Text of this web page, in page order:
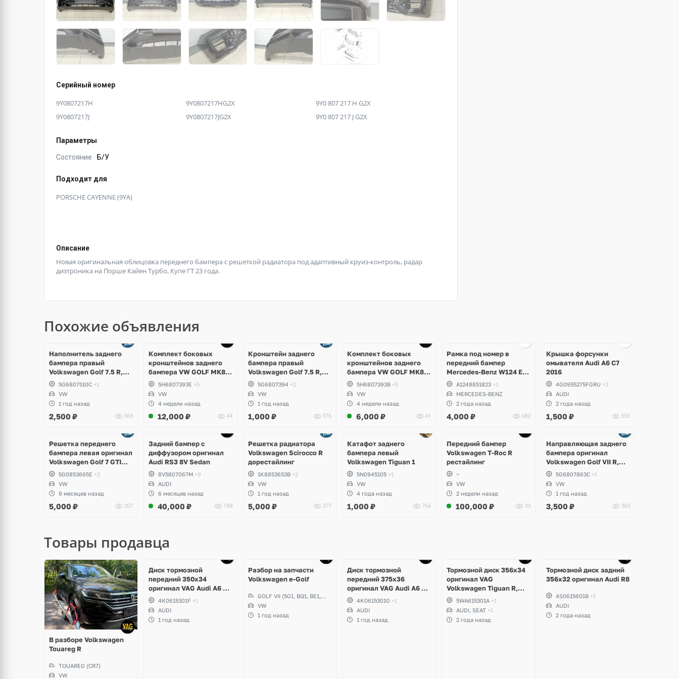
Серийный номер
9Y0807217H 9Y0807217HG2X
9Y0 807 217 H G2X
9Y0807217J
9Y0807217JG2X 9Y0 807 217 J G2X
Параметры
Состояние Б/У
Подходит для
PORSCHE CAYENNE (9YA)
Описание
Новая оригинальная облицовка переднего бампера с решеткой радиатора под адаптивный круиз-контроль, радар
дизтроника на Порше Кайен Турбо, Купе ГТ 23 года.
Похожие объявления
Наполнитель заднего
бампера правый
Volkswagen Golf 7.5 R,
GTI, GTD
5G6807510C +1
VW
1 год назад
2,500 ₽ 369
Комплект боковых
кронштейнов заднего
бампера VW GOLF MK8
5H6807394E;
5H6807393E
5H6807393E +5
VW
4 недели назад
12,000 ₽ 44
Кронштейн заднего
бампера правый
Volkswagen Golf 7.5 R,
GTI, GTD, e-Golf
5G6807394 +2
VW
1 год назад
1,000 ₽ 376
Комплект боковых
кронштейнов заднего
бампера VW GOLF MK8
5H6807393B;
5H6807394B
5H6807393B +5
VW
4 недели назад
6,000 ₽ 41
Рамка под номер в
передний бампер
Mercedes-Benz W124 E-
KlassA1248851823 +1
MERCEDES-BENZ
2 года назад
4,000 ₽ 682
Крышка форсунки
омывателя Audi A6 C7
2016
4G0955275FGRU +3
AUDI
2 года назад
1,500 ₽ 555
Решетка переднего
бампера левая оригинал
Volkswagen Golf 7 GTI
дорест
5G0853665E +2
VW
9 месяцев назад
5,000 ₽ 207
Задний бампер с
диффузором оригинал
Audi RS3 8V Sedan
8V5807067M +9
AUDI
6 месяцев назад
40,000 ₽ 188
Решетка радиатора
Volkswagen Scirocco R
дорестайлинг
1K8853653B +2
VW
1 год назад
5,000 ₽ 377
Катафот заднего
бампера левый
Volkswagen Tiguan 1
5N0945105 +1
VW
4 года назад
1,000 ₽ 766
Передний бампер
Volkswagen T-Roc R
рестайлинг
~
VW
2 недели назад
100,000 ₽ 33
Направляющая заднего
бампера оригинал
Volkswagen Golf VII R,
GTI, e-Golf
5G6807863C +1
VW
1 год назад
3,500 ₽ 363
Товары продавца
В разборе Volkswagen
Touareg R
TOUAREG (CR7)
VW
1 фото
Диск тормозной
передний 350x34
оригинал VAG Audi A6 C8
Allroad
4K0615301F +1
AUDI
1 год назад
Разбор на запчасти
Volkswagen e-Golf
GOLF VII (5G1, BQ1, BE1,
BE2)
VW
1 год назад
Диск тормозной
передний 375x36
оригинал VAG Audi A6 C8
Allroad
4K0615301G +1
AUDI
1 год назад
Тормозной диск 356х34
оригинал VAG
Volkswagen Tiguan R,
Golf 8 GTI, Arteon, Audi
S3 8Y, Seat Leon Cupra
5WA615301A +1
AUDI, SEAT +1
2 года назад
Тормозной диск задний
356х32 оригинал Audi R8
4S0615601B +1
AUDI
2 года назад